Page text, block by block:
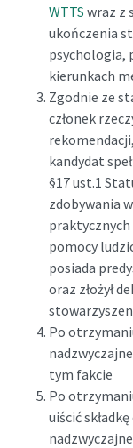
WTTS wraz z
ukończenia
psychologia,
kierunkach
Zgodnie ze
członek
kandydat
§17 ust.1
zdobywania
pomocy
posiada
oraz złożył
Po
tym fakcie
Po
uiścić